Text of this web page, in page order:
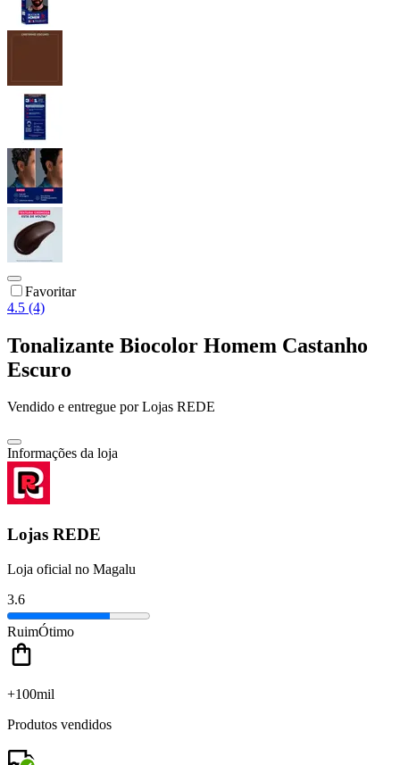
Favoritar
4.5 (4)
Tonalizante Biocolor Homem Castanho
Escuro
Vendido e entregue por Lojas REDE
Informações da loja
Lojas REDE
Loja oficial no Magalu
3.6
RuimÓtimo
+100mil
Produtos vendidos